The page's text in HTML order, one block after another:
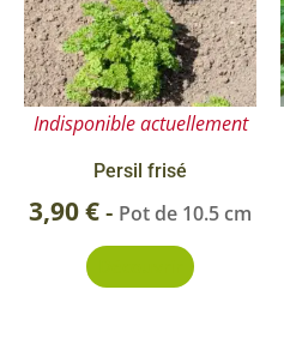
Indisponible actuellement
Persil frisé
3,90€- Pot de 10.5 cm